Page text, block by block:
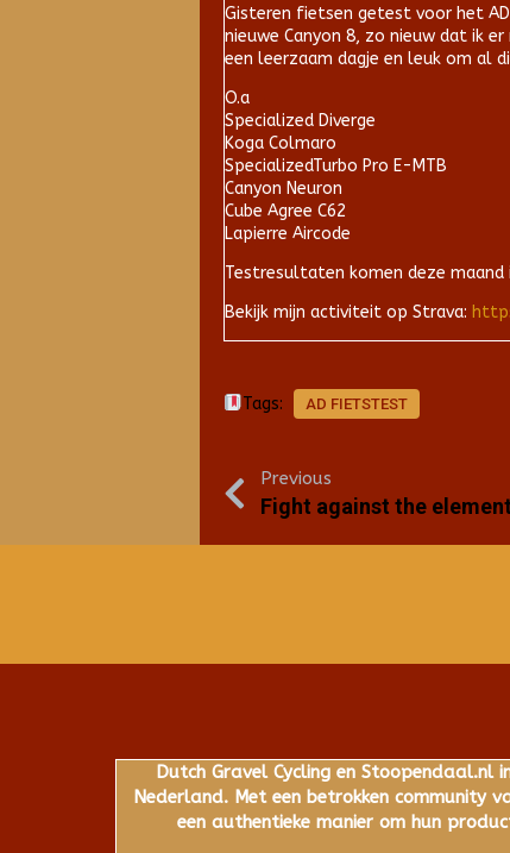
Gisteren fietsen getest voor het
nieuwe Canyon 8, zo nieuw dat ik
een leerzaam dagje en leuk om al
O.a
Specialized Diverge
Koga Colmaro
SpecializedTurbo Pro E-MTB
Canyon Neuron
Cube Agree C62
Lapierre Aircode
Testresultaten komen deze
Bekijk mijn activiteit op Strava:
Tags: AD FIETSTEST
Previous
Fight against the
Dutch Gravel Cycling en Stoopendaal.nl
Nederland. Met een betrokken community
een authentieke manier om hun